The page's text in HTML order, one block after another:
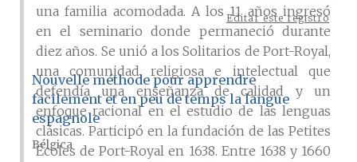
una familia acomodada. A los 11 años ingresó
en el seminario donde permaneció durante
diez años. Se unió a los Solitarios de Port-Royal,
una comunidad religiosa e intelectual que
defendía una enseñanza de calidad y un
enfoque racional en el estudio de las lenguas
clásicas. Participó en la fundación de las Petites
Écoles de Port-Royal en 1638. Entre 1638 y 1660
Editar este registro
Nouvelle méthode pour apprendre
facilement et en peu de temps la langue
espagnole
Bélgica